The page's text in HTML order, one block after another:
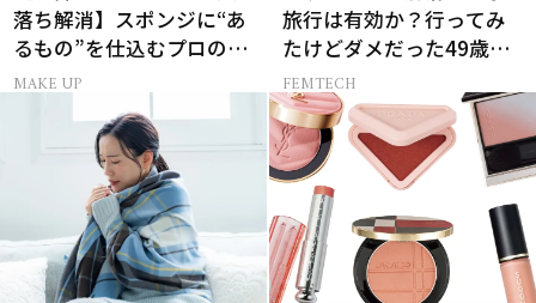
落ち解消】スポンジに“あ
るもの”を仕込むプロの超
簡単メイクテク
MAKE UP
旅行は有効か？行ってみ
たけどダメだった49歳妻
の「思わぬ収穫」
FEMTECH